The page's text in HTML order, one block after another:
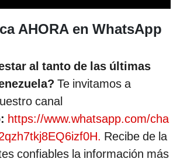
AHORA en WhatsApp
al tanto de las últimas
Te invitamos a
canal
https://www.whatsapp.com/cha
Recibe de la
confiables la información más